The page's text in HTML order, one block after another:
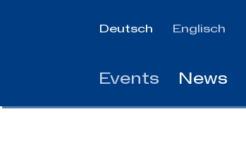
Deutsch Englisch
Events News